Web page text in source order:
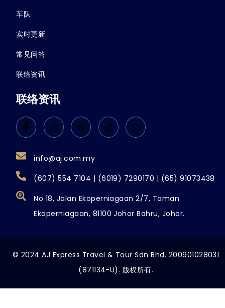
车队
实时更新
常见问答
联络资讯
联络资讯
info@aj.com.my
(607) 554 7104 | (6019) 7290170 | (65) 91073438
No 18, Jalan Ekoperniagaan 2/7, Taman
Ekoperniagaan, 81100 Johor Bahru, Johor.
© 2024 AJ Express Travel & Tour Sdn Bhd. 200901028031
(871134-U). 版权所有.